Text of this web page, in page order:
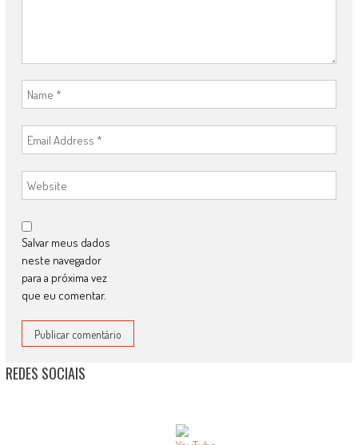
Salvar meus dados
neste navegador
para a próxima vez
que eu comentar.
REDES SOCIAIS